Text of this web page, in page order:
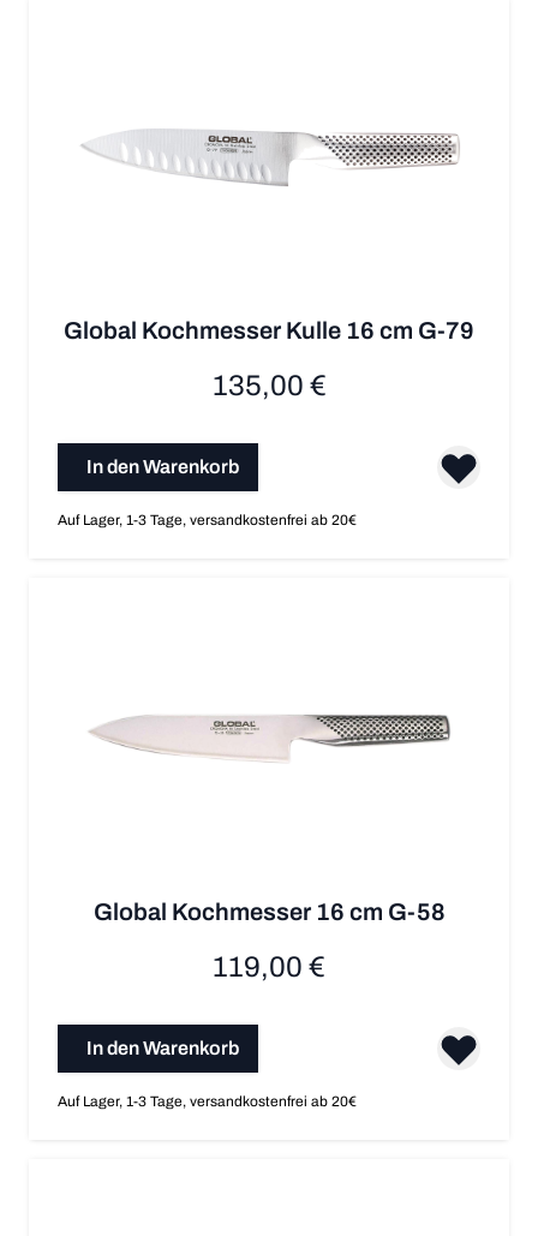
Global Kochmesser Kulle 16 cm G-79
135,00 €
In den Warenkorb
Auf Lager, 1-3 Tage, versandkostenfrei ab 20€
Global Kochmesser 16 cm G-58
119,00 €
In den Warenkorb
Auf Lager, 1-3 Tage, versandkostenfrei ab 20€